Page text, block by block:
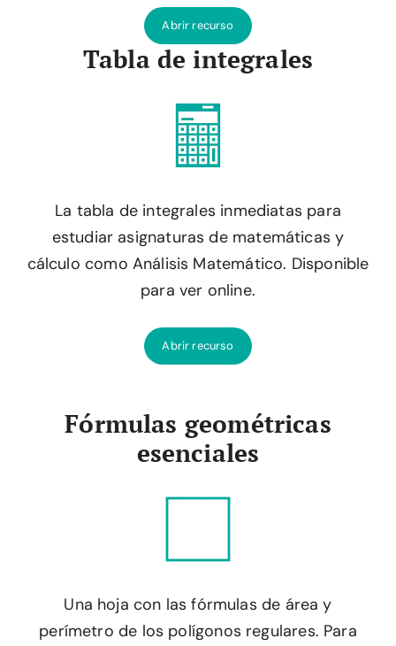
Abrir recurso
Tabla de integrales
La tabla de integrales inmediatas para
estudiar asignaturas de matemáticas y
cálculo como Análisis Matemático. Disponible
para ver online.​
Abrir recurso
Fórmulas geométricas
esenciales
Una hoja con las fórmulas de área y
perímetro de los polígonos regulares. Para